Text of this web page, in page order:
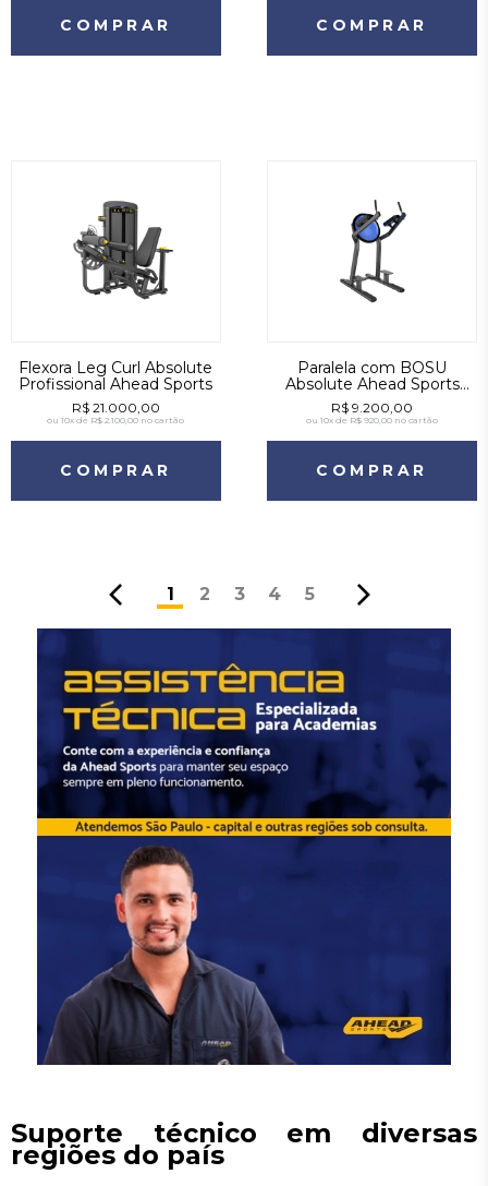
COMPRAR COMPRAR
Flexora Leg Curl Absolute
Profissional Ahead Sports
R$ 21.000,00
ou10x de R$ 2.100,00 no cartão
COMPRAR
Paralela com BOSU
Absolute Ahead Sports
Academia
R$ 9.200,00
ou10x de R$ 920,00 no cartão
COMPRAR
1 2 3 4 5
Suporte técnico em diversas
regiões do país